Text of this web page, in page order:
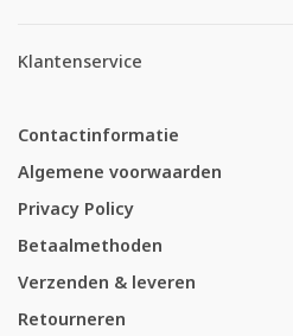
Klantenservice
Contactinformatie
Algemene voorwaarden
Privacy Policy
Betaalmethoden
Verzenden & leveren
Retourneren